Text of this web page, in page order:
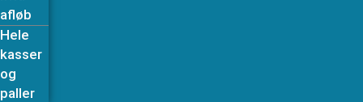
afløb
Hele
kasser
og
paller